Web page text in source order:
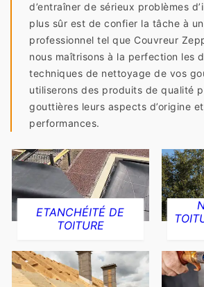
d’entraîner de sérieux problèmes
plus sûr est de confier la tâche à
professionnel tel que Couvreur
nous maîtrisons à la perfection les
techniques de nettoyage de vos
utiliserons des produits de qualité
gouttières leurs aspects d’origine
performances.
ETANCHÉITÉ DE
TOITURE